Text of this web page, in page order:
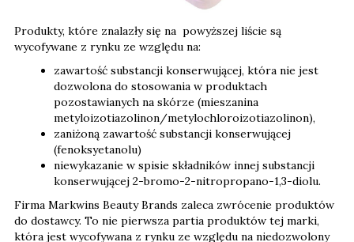
Produkty, które znalazły się na powyższej liście są
wycofywane z rynku ze względu na:
zawartość substancji konserwującej, która nie jest
dozwolona do stosowania w produktach
pozostawianych na skórze (mieszanina
metyloizotiazolinon/metylochloroizotiazolinon),
zaniżoną zawartość substancji konserwującej
(fenoksyetanolu)
niewykazanie w spisie składników innej substancji
konserwującej 2-bromo-2-nitropropano-1,3-diolu.
Firma Markwins Beauty Brands zaleca zwrócenie produktów
do dostawcy. To nie pierwsza partia produktów tej marki,
która jest wycofywana z rynku ze względu na niedozwolony